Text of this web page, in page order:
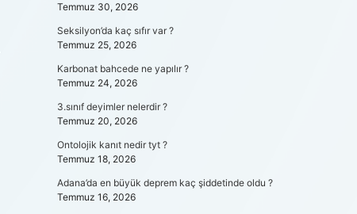
Temmuz 30, 2026
Seksilyon’da kaç sıfır var ?
Temmuz 25, 2026
Karbonat bahcede ne yapılır ?
Temmuz 24, 2026
3.sınıf deyimler nelerdir ?
Temmuz 20, 2026
Ontolojik kanıt nedir tyt ?
Temmuz 18, 2026
Adana’da en büyük deprem kaç şiddetinde oldu ?
Temmuz 16, 2026